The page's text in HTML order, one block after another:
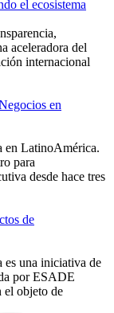
el ecosistema
aceleradora del
internacional
en
en LatinoAmérica.
para
desde hace tres
de
una iniciativa de
por ESADE
objeto de